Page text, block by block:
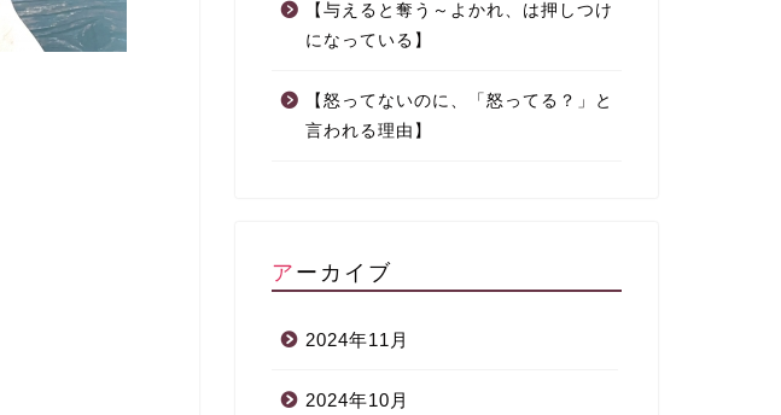
【与えると奪う～よかれ、は押しつけ
になっている】
【怒ってないのに、「怒ってる？」と
言われる理由】
アーカイブ
2024年11月
2024年10月